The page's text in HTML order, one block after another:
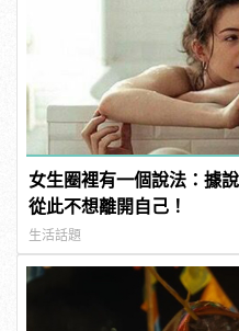
女生圈裡有一個說法：據
從此不想離開自己！
生活話題